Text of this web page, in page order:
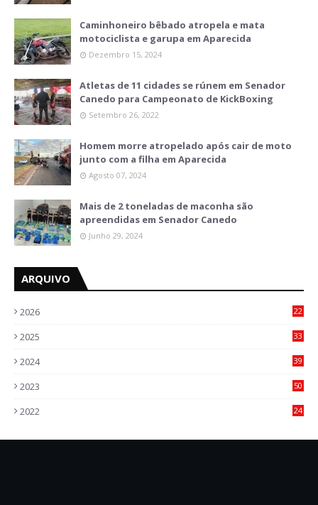
Caminhoneiro bêbado atropela e mata
motociclista e garupa em Aparecida
Dezembro 15, 2024
Atletas de 11 cidades se rúnem em Senador
Canedo para Campeonato de KickBoxing
Setembro 26, 2022
Homem morre atropelado após cair de moto
junto com a filha em Aparecida
Agosto 07, 2024
Mais de 2 toneladas de maconha são
apreendidas em Senador Canedo
Junho 29, 2024
ARQUIVO
2026
22
2025
33
2024
39
2023
50
2022
24